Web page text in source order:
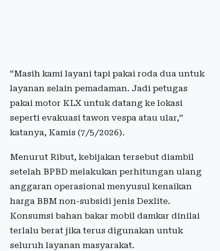
“Masih kami layani tapi pakai roda dua untuk
layanan selain pemadaman. Jadi petugas
pakai motor KLX untuk datang ke lokasi
seperti evakuasi tawon vespa atau ular,”
katanya, Kamis (7/5/2026).
Menurut Ribut, kebijakan tersebut diambil
setelah BPBD melakukan perhitungan ulang
anggaran operasional menyusul kenaikan
harga BBM non-subsidi jenis Dexlite.
Konsumsi bahan bakar mobil damkar dinilai
terlalu berat jika terus digunakan untuk
seluruh layanan masyarakat.